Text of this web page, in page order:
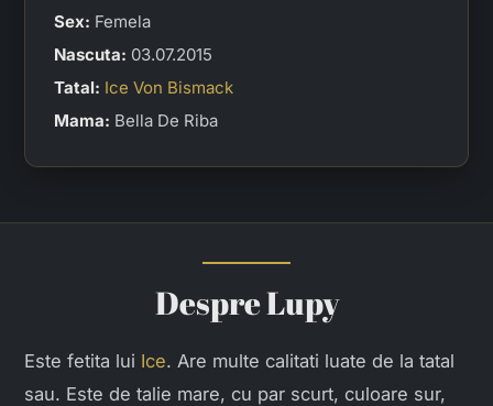
Sex: Femela
Nascuta: 03.07.2015
Tatal: Ice Von Bismack
Mama: Bella De Riba
Despre Lupy
Este fetita lui Ice. Are multe calitati luate de la tatal
sau. Este de talie mare, cu par scurt, culoare sur,